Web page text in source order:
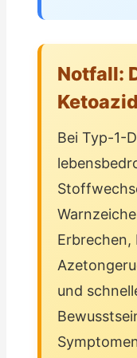
Notfall:
Bei Typ-1-
Erbrechen,
und